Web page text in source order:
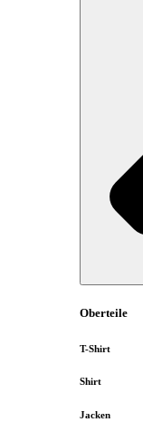
Oberteile
T-Shirt
Shirt
Jacken